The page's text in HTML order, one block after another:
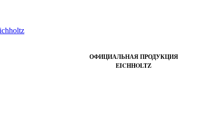
ОФИЦИАЛЬНАЯ ПРОДУКЦИЯ
EICHHOLTZ